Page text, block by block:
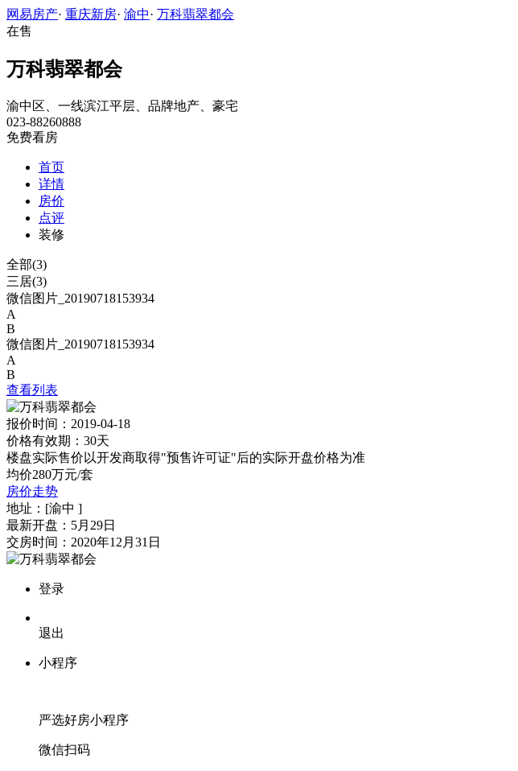
网易房产· 重庆新房· 渝中· 万科翡翠都会
在售
万科翡翠都会
渝中区、一线滨江平层、品牌地产、豪宅
023-88260888
免费看房
首页
详情
房价
点评
装修
全部(3)
三居(3)
微信图片_20190718153934
A
B
微信图片_20190718153934
A
B
查看列表
报价时间：2019-04-18
价格有效期：30天
楼盘实际售价以开发商取得"预售许可证"后的实际开盘价格为准
均价280万元/套
房价走势
地址： [渝中 ]
最新开盘： 5月29日
交房时间： 2020年12月31日
登录
退出
小程序
严选好房小程序
微信扫码